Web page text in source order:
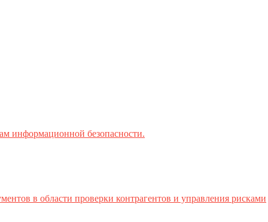
информационной безопасности.
в области проверки контрагентов и управления рисками